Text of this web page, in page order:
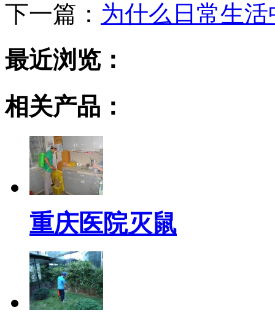
下一篇： 为什么日常生
最近浏览：
相关产品：
重庆医院灭鼠